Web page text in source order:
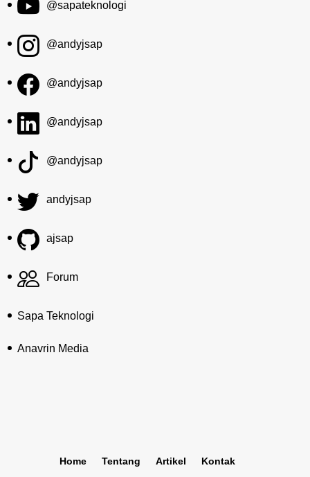
@sapateknologi
@andyjsap
@andyjsap
@andyjsap
@andyjsap
andyjsap
ajsap
Forum
Sapa Teknologi
Anavrin Media
Home Tentang Artikel Kontak